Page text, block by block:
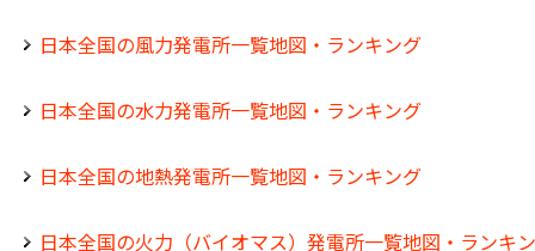
日本全国の風力発電所一覧地図・ランキング
日本全国の水力発電所一覧地図・ランキング
日本全国の地熱発電所一覧地図・ランキング
日本全国の火力（バイオマス）発電所一覧地図・ランキ